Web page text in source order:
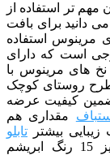
مهم تر استفاده از
دانید برای بافت
مرینوس استفاده
است که دارای
های مرینوس با
روستای کوچک
کیفیت عرضه
مقداری هم
بیشتر
تابلو
می شود. در طرح روستای کوچک نیز 15 رنگ ابریشم